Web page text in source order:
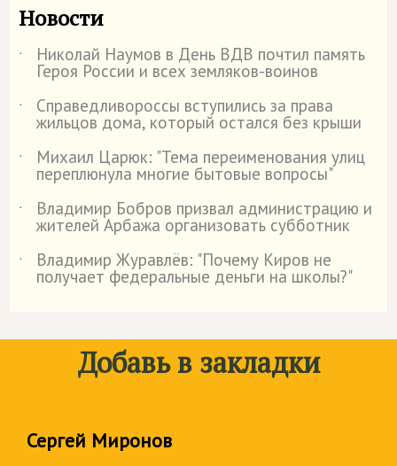
Новости
˙ Николай Наумов в День ВДВ почтил память
Героя России и всех земляков-воинов
˙
Справедливороссы вступились за права
жильцов дома, который остался без крыши
˙
Михаил Царюк: "Тема переименования улиц
переплюнула многие бытовые вопросы"
˙
Владимир Бобров призвал администрацию и
жителей Арбажа организовать субботник
˙
Владимир Журавлёв: "Почему Киров не
получает федеральные деньги на школы?"
Добавь в закладки
Сергей Миронов